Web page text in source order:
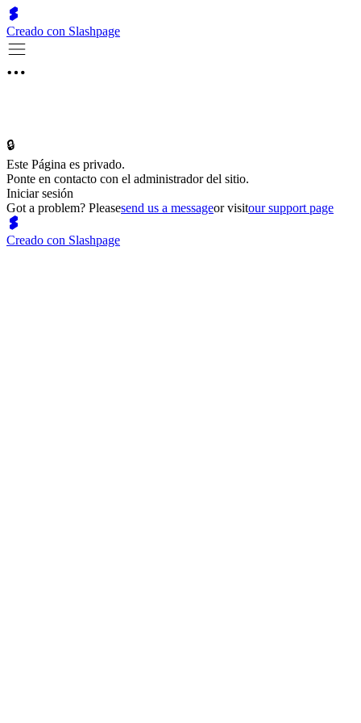
Creado con Slashpage
🔒
Este Página es privado.
Ponte en contacto con el administrador del sitio.
Iniciar sesión
Got a problem? Pleasesend us a messageor visitour support page
Creado con Slashpage